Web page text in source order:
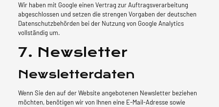
Wir haben mit Google einen Vertrag zur Auftragsverarbeitung
abgeschlossen und setzen die strengen Vorgaben der deutschen
Datenschutzbehörden bei der Nutzung von Google Analytics
vollständig um.
7. Newsletter
Newsletter­daten
Wenn Sie den auf der Website angebotenen Newsletter beziehen
möchten, benötigen wir von Ihnen eine E-Mail-Adresse sowie